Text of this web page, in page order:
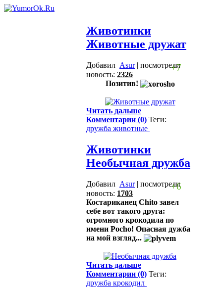
Животинки
Животные дружат
+7
Добавил Asur| посмотрели
новость: 2326
Позитив!
Читать дальше
Комментарии (0) Теги:
дружба животные
Животинки
Необычная дружба
+6
Добавил Asur| посмотрели
новость: 1703
Костариканец Chito завел
себе вот такого друга:
огромного крокодила по
имени Pocho! Опасная дужба
на мой взгляд...
Читать дальше
Комментарии (0) Теги:
дружба крокодил